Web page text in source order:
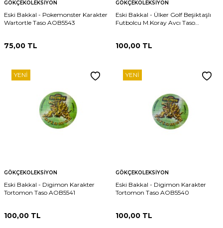
GÖKÇEKOLEKSIYON
Eski Bakkal - Pokemonster Karakter
Wartortle Taso AOB5543
75,00 TL
GÖKÇEKOLEKSIYON
Eski Bakkal - Ülker Golf Beşiktaşlı
Futbolcu M.Koray Avcı Taso
100,00 TL
YENI
GÖKÇEKOLEKSIYON
Eski Bakkal - Digimon Karakter
Tortomon Taso AOB5541
100,00 TL
YENI
GÖKÇEKOLEKSIYON
Eski Bakkal - Digimon Karakter
Tortomon Taso AOB5540
100,00 TL